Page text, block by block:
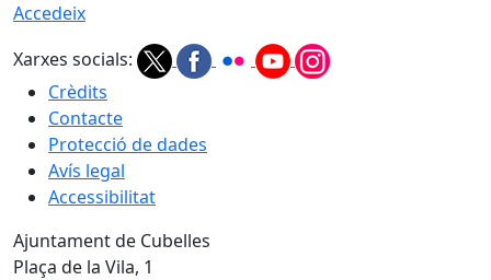
Accedeix
Xarxes socials:
Crèdits
Contacte
Protecció de dades
Avís legal
Accessibilitat
Ajuntament de Cubelles
Plaça de la Vila, 1